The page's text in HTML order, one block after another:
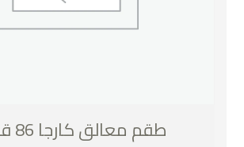
طقم معالق كارجا 86 قطعه